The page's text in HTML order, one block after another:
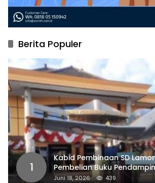
Berita Populer
1
Kabid Pembinaan SD
Pembelian Buku
Dipaksakan
Juni 18, 2026 439